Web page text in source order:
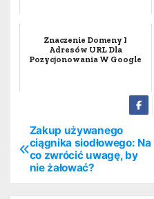
Znaczenie Domeny I
Adresów URL Dla
Pozycjonowania W Google
N
a
Zakup używanego
ciągnika siodłowego: Na
co zwrócić uwagę, by
nie żałować?